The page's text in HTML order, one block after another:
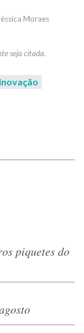
Moraes
inovação
piquetes do